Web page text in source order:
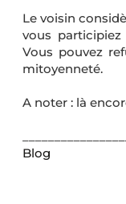
Le voisin
vous
Vous pouvez
mitoyenneté.
A noter : là
Blog